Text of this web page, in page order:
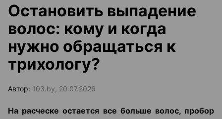
Остановить выпадение
волос: кому и когда
нужно обращаться к
трихологу?
Автор: 103.by, 20.07.2026
На расческе остается все больше волос, пробор